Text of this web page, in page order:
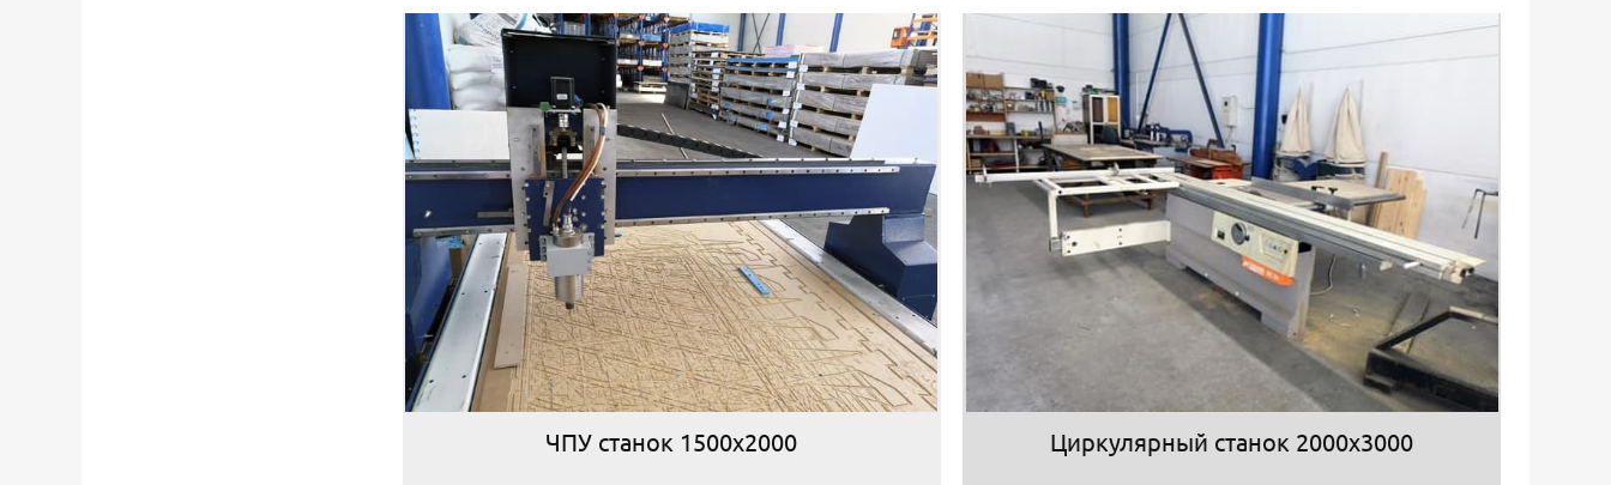
ЧПУ станок 1500х2000 Циркулярный станок 2000х3000